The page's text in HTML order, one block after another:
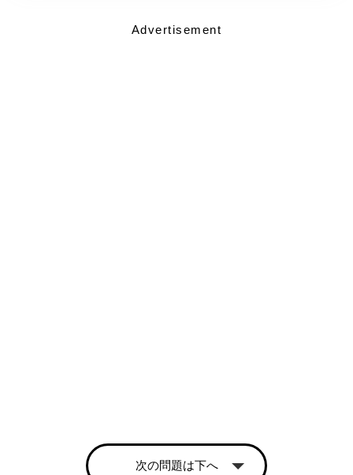
Advertisement
次の問題は下へ